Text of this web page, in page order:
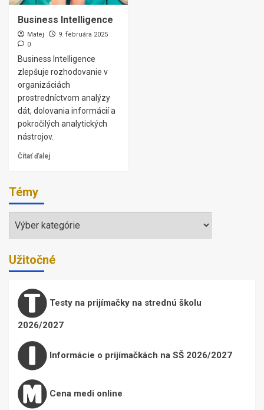
Business Intelligence
Matej
9. februára 2025
0
Business Intelligence
zlepšuje rozhodovanie v
organizáciách
prostredníctvom analýzy
dát, dolovania informácií a
pokročilých analytických
nástrojov.
Čítať ďalej
Témy
Témy
Užitočné
Testy na prijímačky na strednú školu
2026/2027
Informácie o prijímačkách na SŠ 2026/2027
Cena medi online